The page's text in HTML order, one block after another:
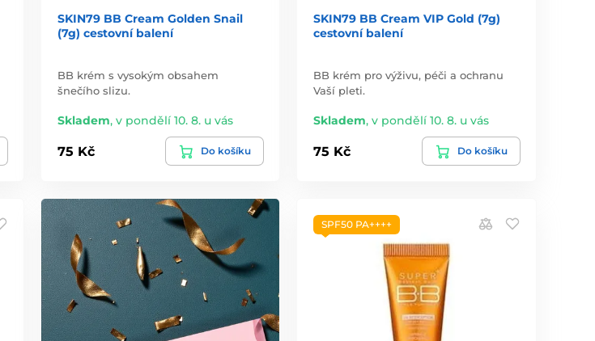
SKIN79 BB Cream Golden Snail
(7g) cestovní balení
BB krém s vysokým obsahem
šnečího slizu.
Skladem, v pondělí 10. 8. u vás
75 Kč Do košíku
SKIN79 BB Cream VIP Gold (7g)
cestovní balení
BB krém pro výživu, péči a ochranu
Vaší pleti.
Skladem,v pondělí 10. 8. u vás
75 Kč Do košíku
SPF50 PA++++